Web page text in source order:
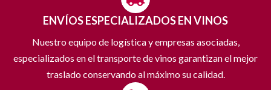
ENVÍOS ESPECIALIZADOS EN VINOS
Nuestro equipo de logística y empresas asociadas,
especializados en el transporte de vinos garantizan el mejor
traslado conservando al máximo su calidad.